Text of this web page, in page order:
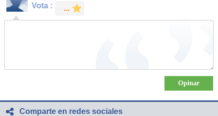
Vota :
Comparte en redes sociales